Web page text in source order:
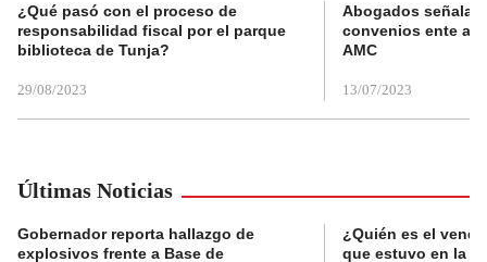
¿Qué pasó con el proceso de
responsabilidad fiscal por el parque
biblioteca de Tunja?
29/08/2023
Abogados
convenios ente
AMC
13/07/2023
Últimas Noticias
Gobernador reporta hallazgo de
explosivos frente a Base de
¿Quién es el
que estuvo en la